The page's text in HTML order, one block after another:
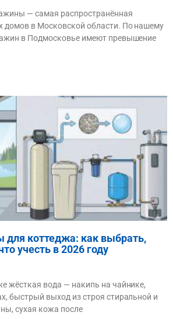
— самая распространённая
домов в Московской области. По нашему
в Подмосковье имеют превышение
для коттеджа: как выбрать,
учесть в 2026 году
жёсткая вода — накипь на чайнике,
быстрый выход из строя стиральной и
сухая кожа после